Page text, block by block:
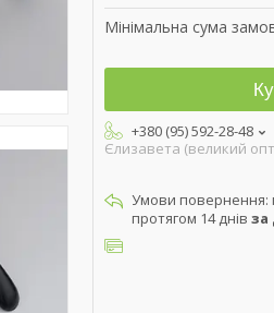
Мінімальна сума
+380 (95) 592-28-48
Єлизавета (великий
протягом 14 днів за